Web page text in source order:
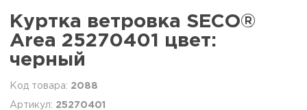
Куртка ветровка SECO®
Area 25270401 цвет:
черный
2088
25270401